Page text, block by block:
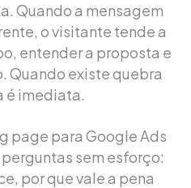
Quando a mensagem
o visitante tende a
entender a proposta e
Quando existe quebra
é imediata.
page para Google Ads
sem esforço:
por que vale a pena